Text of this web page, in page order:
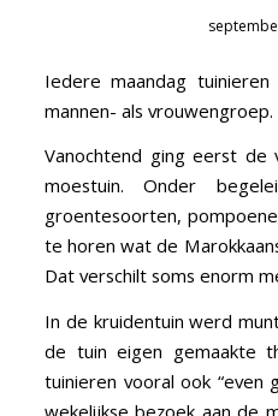
Iedere maandag
mannen- als vrouwengroep.
Vanochtend ging eerst
moestuin. Onder
groentesoorten,
te horen wat de
Dat verschilt soms enorm
In de kruidentuin werd
de tuin eigen gemaakte
tuinieren vooral ook “even